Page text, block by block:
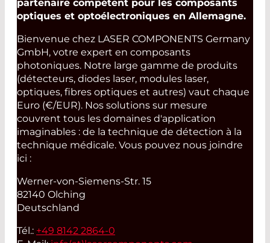
partenaire compétent pour les composants
optiques et optoélectroniques en Allemagne.
Bienvenue chez LASER COMPONENTS Germany
GmbH, votre expert en composants
photoniques. Notre large gamme de produits
(détecteurs, diodes laser, modules laser,
optiques, fibres optiques et autres) vaut chaque
Euro (€/EUR). Nos solutions sur mesure
couvrent tous les domaines d'application
imaginables : de la technique de détection à la
technique médicale. Vous pouvez nous joindre
ici :
Werner-von-Siemens-Str. 15
82140 Olching
Deutschland
Tél.: +49 8142 2864-0